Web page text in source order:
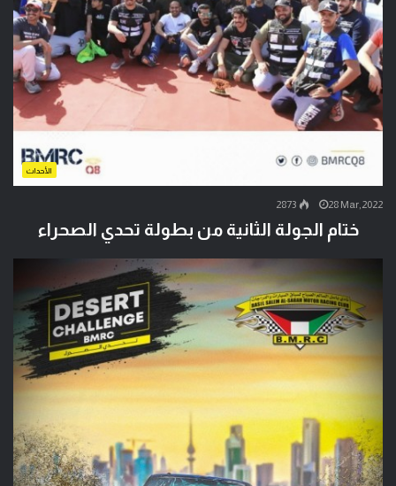
الأحداث
28 Mar,2022
2873
ختام الجولة الثانية من بطولة تحدي الصحراء